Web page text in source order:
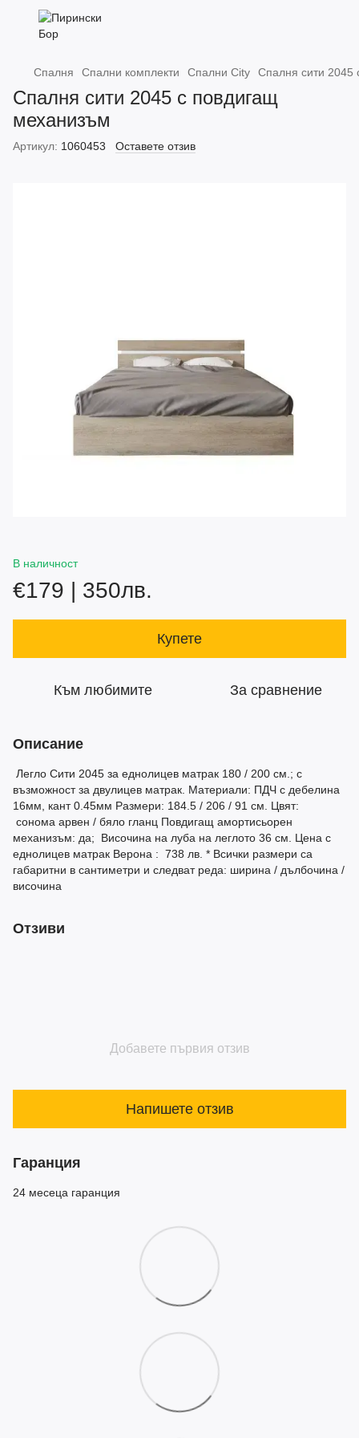
Спалня Спални комплекти Спални City Спалня сити 2045
Спалня сити 2045 с повдигащ
механизъм
Артикул: 1060453 Оставете отзив
В наличност
€179 | 350лв.
Купете
Към любимите За сравнение
Описание
Легло Сити 2045 за еднолицев матрак 180 / 200 см.; с
възможност за двулицев матрак. Материали: ПДЧ с дебелина
16мм, кант 0.45мм Размери: 184.5 / 206 / 91 см. Цвят:
сонома арвен / бяло гланц Повдигащ амортисьорен
механизъм: да; Височина на луба на леглото 36 см. Цена с
еднолицев матрaк Верона : 738 лв. * Всички размери са
габаритни в сантиметри и следват реда: ширина / дълбочина /
височина
Отзиви
Добавете първия отзив
Напишете отзив
Гаранция
24 месеца гаранция